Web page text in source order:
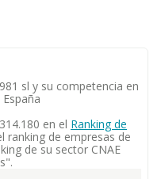
sl y su competencia en
en el Ranking de
ranking de empresas de
de su sector CNAE